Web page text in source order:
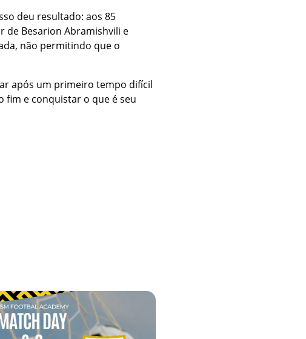
deu resultado: aos 85
de Besarion Abramishvili e
não permitindo que o
após um primeiro tempo difícil
fim e conquistar o que é seu